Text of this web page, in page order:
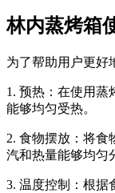
林内蒸烤箱
为了帮助用户更好
1. 预热：在使用蒸
能够均匀受热。
2. 食物摆放：将食
汽和热量能够均匀
3. 温度控制：根据